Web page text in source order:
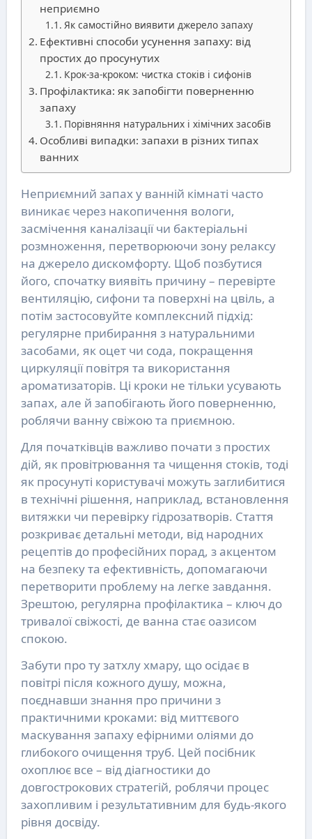
неприємно
Як самостійно виявити джерело запаху
Ефективні способи усунення запаху: від
простих до просунутих
Крок-за-кроком: чистка стоків і сифонів
Профілактика: як запобігти поверненню
запаху
Порівняння натуральних і хімічних засобів
Особливі випадки: запахи в різних типах
ванних
Неприємний запах у ванній кімнаті часто
виникає через накопичення вологи,
засмічення каналізації чи бактеріальні
розмноження, перетворюючи зону релаксу
на джерело дискомфорту. Щоб позбутися
його, спочатку виявіть причину – перевірте
вентиляцію, сифони та поверхні на цвіль, а
потім застосовуйте комплексний підхід:
регулярне прибирання з натуральними
засобами, як оцет чи сода, покращення
циркуляції повітря та використання
ароматизаторів. Ці кроки не тільки усувають
запах, але й запобігають його поверненню,
роблячи ванну свіжою та приємною.
Для початківців важливо почати з простих
дій, як провітрювання та чищення стоків, тоді
як просунуті користувачі можуть заглибитися
в технічні рішення, наприклад, встановлення
витяжки чи перевірку гідрозатворів. Стаття
розкриває детальні методи, від народних
рецептів до професійних порад, з акцентом
на безпеку та ефективність, допомагаючи
перетворити проблему на легке завдання.
Зрештою, регулярна профілактика – ключ до
тривалої свіжості, де ванна стає оазисом
спокою.
Забути про ту затхлу хмару, що осідає в
повітрі після кожного душу, можна,
поєднавши знання про причини з
практичними кроками: від миттєвого
маскування запаху ефірними оліями до
глибокого очищення труб. Цей посібник
охоплює все – від діагностики до
довгострокових стратегій, роблячи процес
захопливим і результативним для будь-якого
рівня досвіду.